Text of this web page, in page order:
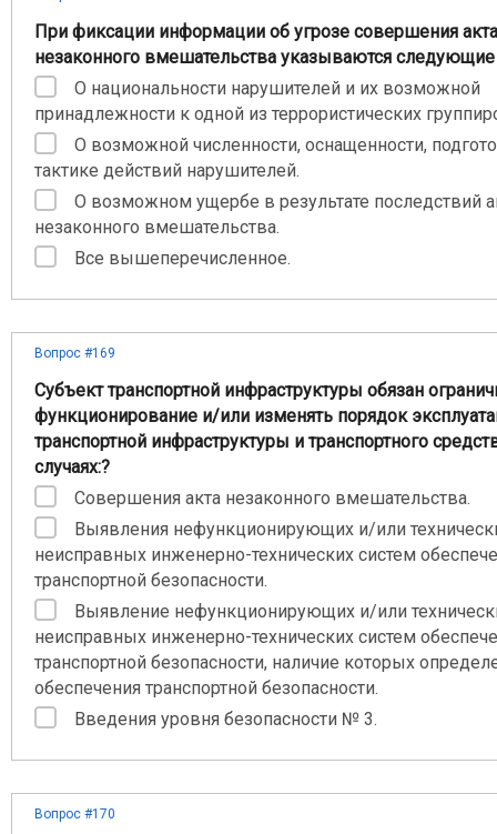
При фиксации информации об угрозе совершения акта
незаконного вмешательства указываются следующие
О национальности нарушителей и их возможной
принадлежности к одной из террористических
О возможной численности, оснащенности,
тактике действий нарушителей.
О возможном ущербе в результате последствий
незаконного вмешательства.
Все вышеперечисленное.
Вопрос #169
Субъект транспортной инфраструктуры обязан
функционирование и/или изменять порядок
транспортной инфраструктуры и транспортного
случаях:?
Совершения акта незаконного вмешательства.
Выявления нефункционирующих и/или
неисправных инженерно-технических систем
транспортной безопасности.
Выявление нефункционирующих и/или
неисправных инженерно-технических систем
транспортной безопасности, наличие которых
обеспечения транспортной безопасности.
Введения уровня безопасности № 3.
Вопрос #170